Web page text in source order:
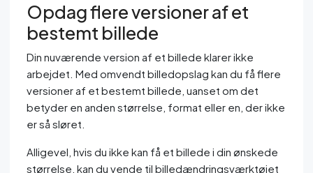
Opdag flere versioner af et
bestemt billede
Din nuværende version af et billede klarer ikke
arbejdet. Med omvendt billedopslag kan du få flere
versioner af et bestemt billede, uanset om det
betyder en anden størrelse, format eller en, der ikke
er så sløret.
Alligevel, hvis du ikke kan få et billede i din ønskede
størrelse, kan du vende til billedændringsværktøjet